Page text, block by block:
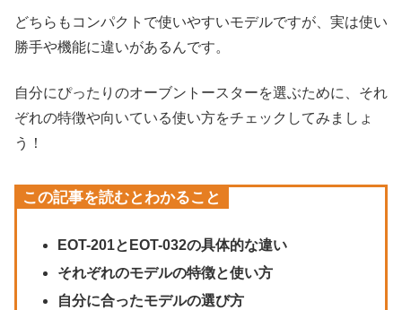
どちらもコンパクトで使いやすいモデルですが、実は使い
勝手や機能に違いがあるんです。
自分にぴったりのオーブントースターを選ぶために、それ
ぞれの特徴や向いている使い方をチェックしてみましょ
う！
この記事を読むとわかること
EOT-201とEOT-032の具体的な違い
それぞれのモデルの特徴と使い方
自分に合ったモデルの選び方